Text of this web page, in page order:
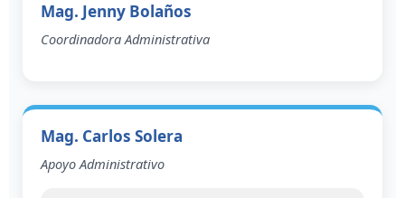
Mag. Jenny Bolaños
Coordinadora Administrativa
Mag. Carlos Solera
Apoyo Administrativo